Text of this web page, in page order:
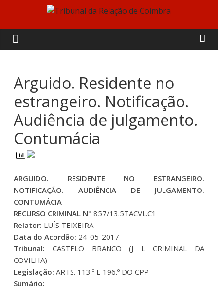
content
Tribunal
da
Relação
de
Coimbra
Arguido. Residente no
estrangeiro. Notificação.
Audiência de julgamento.
Contumácia
ARGUIDO. RESIDENTE NO ESTRANGEIRO.
NOTIFICAÇÃO. AUDIÊNCIA DE JULGAMENTO.
CONTUMÁCIA
RECURSO CRIMINAL Nº857/13.5TACVL.C1
Relator: LUÍS TEIXEIRA
Data do Acordão: 24-05-2017
Tribunal:CASTELO BRANCO (J L CRIMINAL DA
COVILHÃ)
Legislação:ARTS. 113.º E 196.º DO CPP
Sumário: